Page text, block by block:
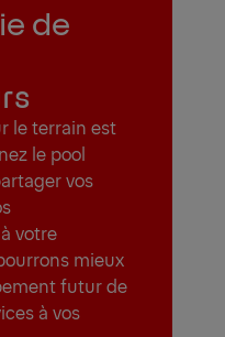
de
le terrain est
le pool
vos
votre
mieux
futur de
à vos